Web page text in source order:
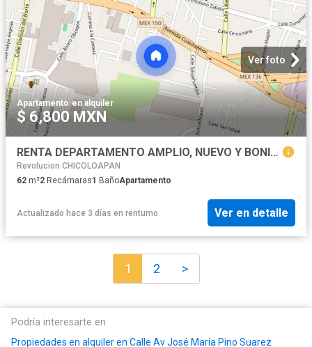
Ver foto
Apartamento·en alquiler
$ 6,800 MXN
RENTA DEPARTAMENTO AMPLIO, NUEVO Y BONITO. LO MEJOR DE LA ZONA
Revolucion CHICOLOAPAN
62 m²2 Recámaras1 BañoApartamento
Actualizado hace 3 días en rentumo Ver en detalle
1 2 >
Podría interesarte en
Propiedades en alquiler en Calle Av José María Pino Suarez